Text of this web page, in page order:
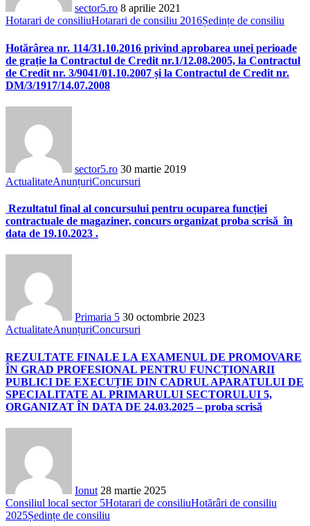
sector5.ro 8 aprilie 2021
Hotarari de consiliuHotarari de consiliu 2016Ședințe de consiliu
Hotărârea nr. 114/31.10.2016 privind aprobarea unei perioade
de grație la Contractul de Credit nr.1/12.08.2005, la Contractul
de Credit nr. 3/9041/01.10.2007 și la Contractul de Credit nr.
DM/3/1917/14.07.2008
sector5.ro 30 martie 2019
ActualitateAnunțuriConcursuri
Rezultatul final al concursului pentru ocuparea funcției
contractuale de magaziner, concurs organizat proba scrisă în
data de 19.10.2023 .
Primaria 5 30 octombrie 2023
ActualitateAnunțuriConcursuri
REZULTATE FINALE LA EXAMENUL DE PROMOVARE
ÎN GRAD PROFESIONAL PENTRU FUNCȚIONARII
PUBLICI DE EXECUȚIE DIN CADRUL APARATULUI DE
SPECIALITATE AL PRIMARULUI SECTORULUI 5,
ORGANIZAT ÎN DATA DE 24.03.2025 – proba scrisă
Ionut 28 martie 2025
Consiliul local sector 5Hotarari de consiliuHotărâri de consiliu
2025Ședințe de consiliu